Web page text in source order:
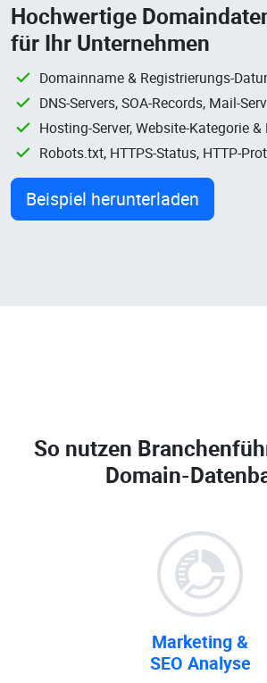
Hochwertige
für Ihr Unternehmen
Domainname & Registrierungs-
DNS-Servers, SOA-Records, Mail-
Hosting-Server, Website-Kategorie
Robots.txt, HTTPS-Status, HTTP-
Beispiel herunterladen
So nutzen
Domain-
Marketing &
SEO Analyse